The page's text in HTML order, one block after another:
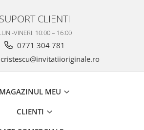
SUPORT CLIENTI
VINERI: 10:00 – 16:00
0771 304 781
MAGAZINUL MEU
CLIENTI